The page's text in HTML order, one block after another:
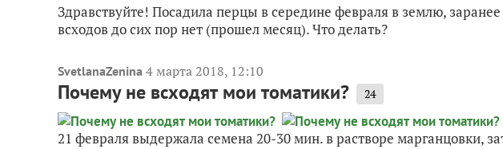
Здравствуйте! Посадила перцы в середине февраля в землю,
всходов до сих пор нет (прошел месяц). Что делать?
SvetlanaZenina 4 марта 2018, 12:10
Почему не всходят мои томатики? 24
21 февраля выдержала семена 20-30 мин. в растворе марганцовки,